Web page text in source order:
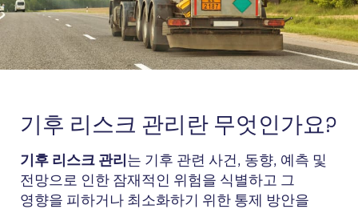
기후 리스크 관리란 무엇인가요?
기후 리스크 관리 는 기후 관련 사건, 동향, 예측 및
전망으로 인한 잠재적인 위험을 식별하고 그
영향을 피하거나 최소화하기 위한 통제 방안을